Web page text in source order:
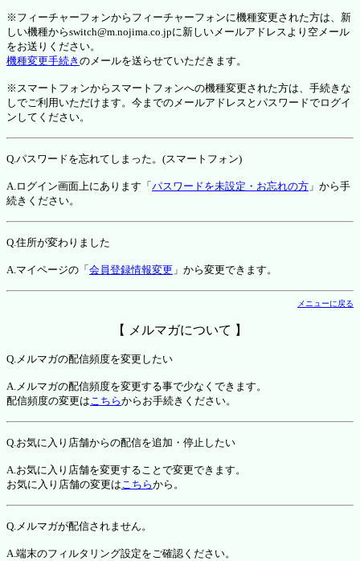
※フィーチャーフォンからフィーチャーフォンに機種変更された方は、新
しい機種からswitch@m.nojima.co.jpに新しいメールアドレスより空メール
をお送りください。
機種変更手続き のメールを送らせていただきます。
※スマートフォンからスマートフォンへの機種変更された方は、手続きな
しでご利用いただけます。今までのメールアドレスとパスワードでログイ
ンしてください。
Q.パスワードを忘れてしまった。(スマートフォン)
A.ログイン画面上にあります「 パスワードを未設定・お忘れの方 」から手
続きください。
Q.住所が変わりました
A.マイページの「 会員登録情報変更 」から変更できます。
メニューに戻る
【 メルマガについて 】
Q.メルマガの配信頻度を変更したい
A.メルマガの配信頻度を変更する事で少なくできます。
配信頻度の変更はこちらからお手続きください。
Q.お気に入り店舗からの配信を追加・停止したい
A.お気に入り店舗を変更することで変更できます。
お気に入り店舗の変更はこちらから。
Q.メルマガが配信されません。
A.端末のフィルタリング設定をご確認ください。